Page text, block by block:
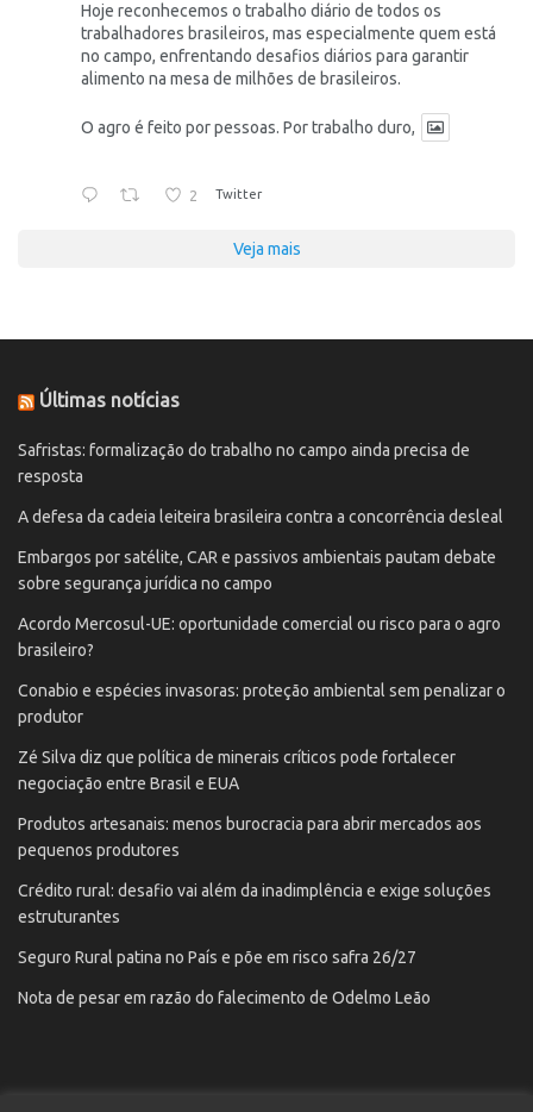
Hoje reconhecemos o trabalho diário de todos os
trabalhadores brasileiros, mas especialmente quem está
no campo, enfrentando desafios diários para garantir
alimento na mesa de milhões de brasileiros.
O agro é feito por pessoas. Por trabalho duro,
2 Twitter
Veja mais
Últimas notícias
Safristas: formalização do trabalho no campo ainda precisa de
resposta
A defesa da cadeia leiteira brasileira contra a concorrência desleal
Embargos por satélite, CAR e passivos ambientais pautam debate
sobre segurança jurídica no campo
Acordo Mercosul-UE: oportunidade comercial ou risco para o agro
brasileiro?
Conabio e espécies invasoras: proteção ambiental sem penalizar o
produtor
Zé Silva diz que política de minerais críticos pode fortalecer
negociação entre Brasil e EUA
Produtos artesanais: menos burocracia para abrir mercados aos
pequenos produtores
Crédito rural: desafio vai além da inadimplência e exige soluções
estruturantes
Seguro Rural patina no País e põe em risco safra 26/27
Nota de pesar em razão do falecimento de Odelmo Leão